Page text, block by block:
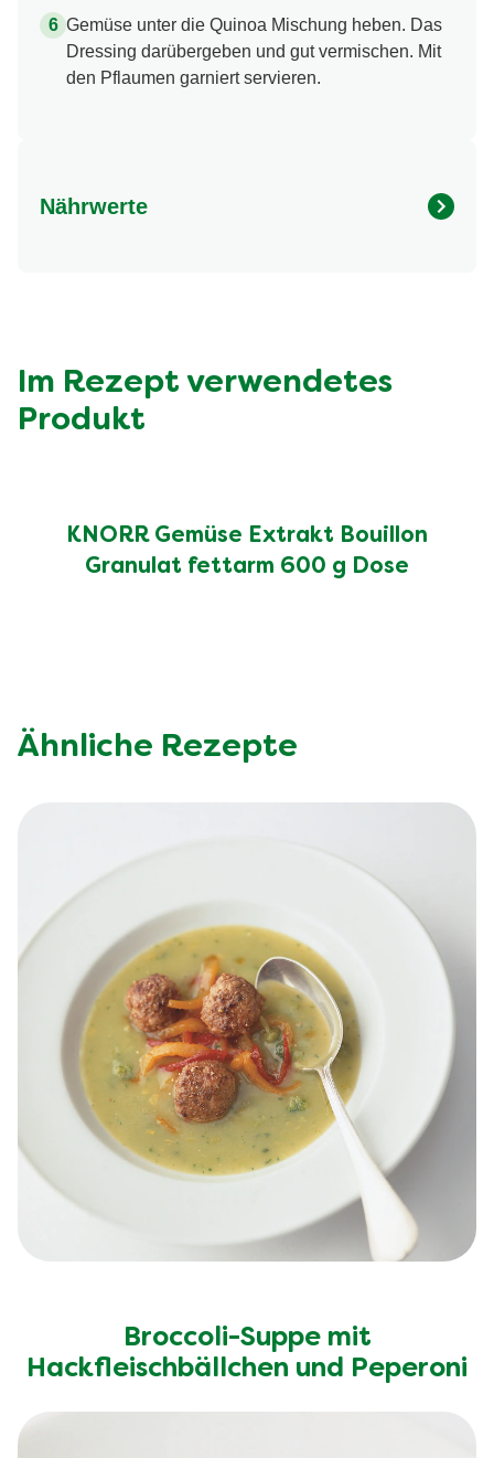
Gemüse unter die Quinoa Mischung heben. Das
Dressing darübergeben und gut vermischen. Mit
den Pflaumen garniert servieren.
Nährwerte
Kohlenhydrate (g)
davon Zucker (g)
Salz (g)
Im Rezept verwendetes
Produkt
Ähnliche Rezepte